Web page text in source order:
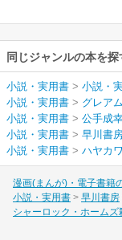
同じジャンルの本を探
小説・実用書 > 小説・
小説・実用書 > グレア
小説・実用書 > 公手成
小説・実用書 > 早川書
小説・実用書 > ハヤカ
漫画(まんが)・電子書籍
小説・実用書
早川書房
シャーロック・ホームズ